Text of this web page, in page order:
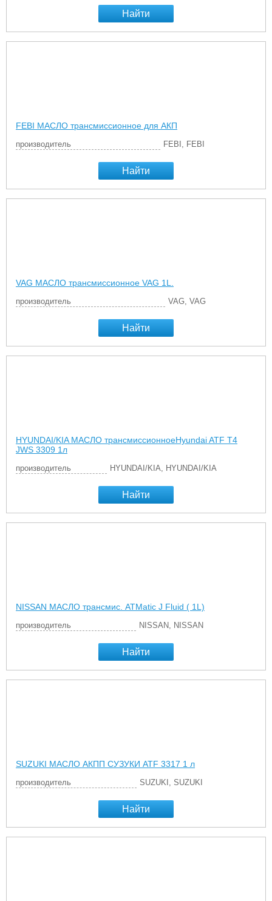
Найти
FEBI МАСЛО трансмиссионное для АКП
производитель FEBI, FEBI
Найти
VAG МАСЛО трансмиссионное VAG 1L.
производитель VAG, VAG
Найти
HYUNDAI/KIA МАСЛО трансмиссионноеHyundai ATF T4
JWS 3309 1л
производитель HYUNDAI/KIA, HYUNDAI/KIA
Найти
NISSAN МАСЛО трансмис. ATMatic J Fluid ( 1L)
производитель NISSAN, NISSAN
Найти
SUZUKI МАСЛО АКПП СУЗУКИ ATF 3317 1 л
производитель SUZUKI, SUZUKI
Найти